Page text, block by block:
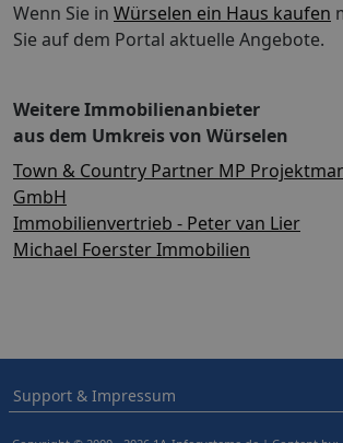
Wenn Sie in Würselen ein Haus kaufen
Sie auf dem Portal aktuelle Angebote.
Weitere Immobilienanbieter
aus dem Umkreis von Würselen
Town & Country Partner MP
GmbH
Immobilienvertrieb - Peter van Lier
Michael Foerster Immobilien
Support & Impressum